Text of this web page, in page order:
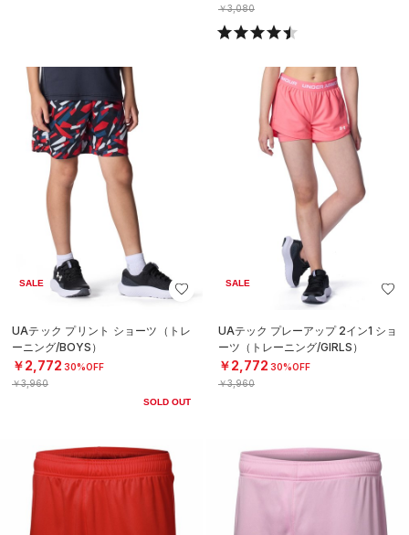
￥3,080
SALE
UAテック プリント ショーツ（トレ
ーニング/BOYS）
￥2,772 30%OFF
￥3,960
SOLD OUT
SALE
UAテック プレーアップ 2イン1 ショ
ーツ（トレーニング/GIRLS）
￥2,772 30%OFF
￥3,960